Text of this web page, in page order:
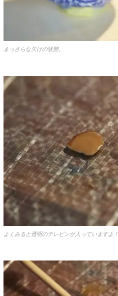
まっさらな欠けの状態。
よくみると透明のテレピンが入っていますよ！